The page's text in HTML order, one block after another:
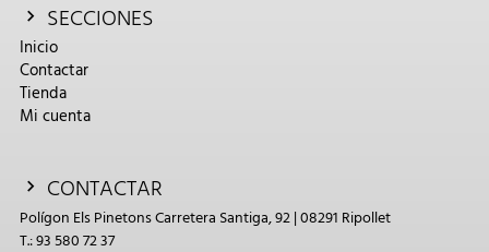
SECCIONES
Inicio
Contactar
Tienda
Mi cuenta
CONTACTAR
Polígon Els Pinetons Carretera Santiga, 92 | 08291 Ripollet
T.: 93 580 72 37